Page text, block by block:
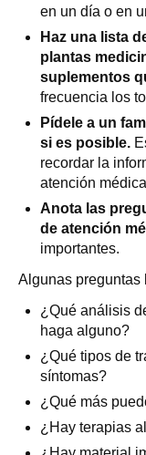
en un día o en
Haz una lista
plantas
suplementos
frecuencia los
Pídele a un
si es posible.
recordar la
atención
Anota las
de atención
importantes.
Algunas preguntas
¿Qué análisis
haga alguno?
¿Qué tipos de
síntomas?
¿Qué más
¿Hay terapias